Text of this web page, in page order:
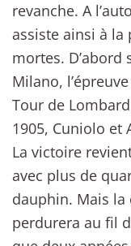
revanche. A
assiste ainsi à la
mortes.
Milano,
Tour de
1905, Cuniolo
La victoire
avec plus de
dauphin. Mais la
perdurera au fil